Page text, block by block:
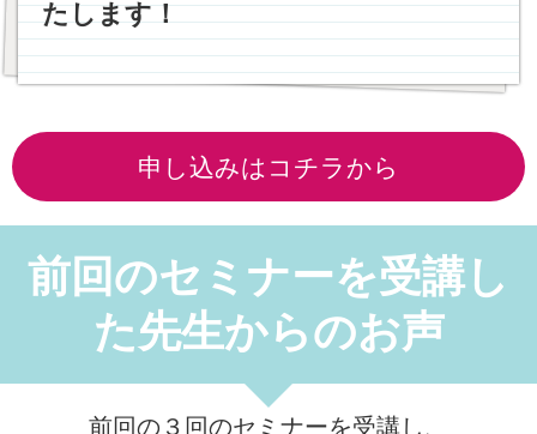
たします！
申し込みはコチラから
前回のセミナーを受講し
た先生からのお声
前回の３回のセミナーを受講し、